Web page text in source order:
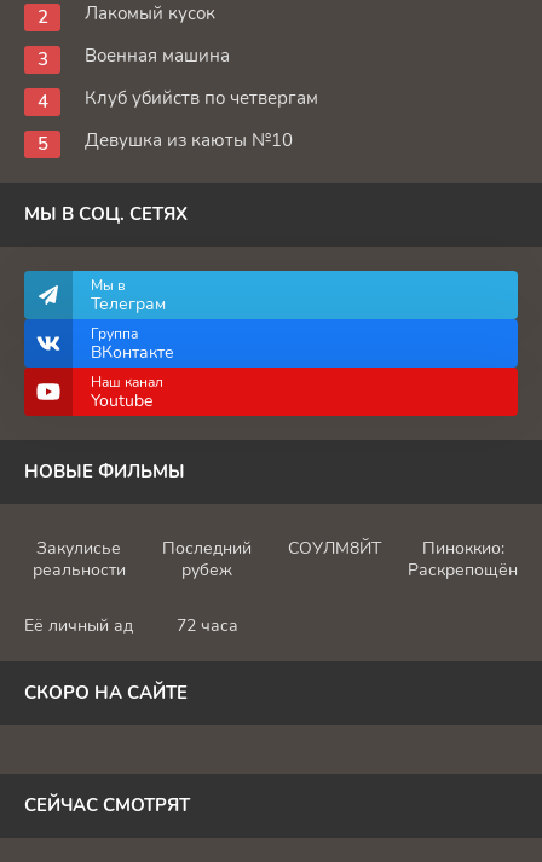
Лакомый кусок
Военная машина
Клуб убийств по четвергам
Девушка из каюты №10
МЫ В СОЦ. СЕТЯХ
Мы в
Телеграм
Группа
ВКонтакте
Наш канал
Youtube
НОВЫЕ ФИЛЬМЫ
Закулисье
реальности
Последний
рубеж
СОУЛМ8ЙТ
Пиноккио:
Её личный ад 72 часа
СКОРО НА САЙТЕ
СЕЙЧАС СМОТРЯТ